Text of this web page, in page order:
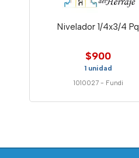
Nivelador 1/4x3/4 Pq
$900
1 unidad
1010027 - Fundi